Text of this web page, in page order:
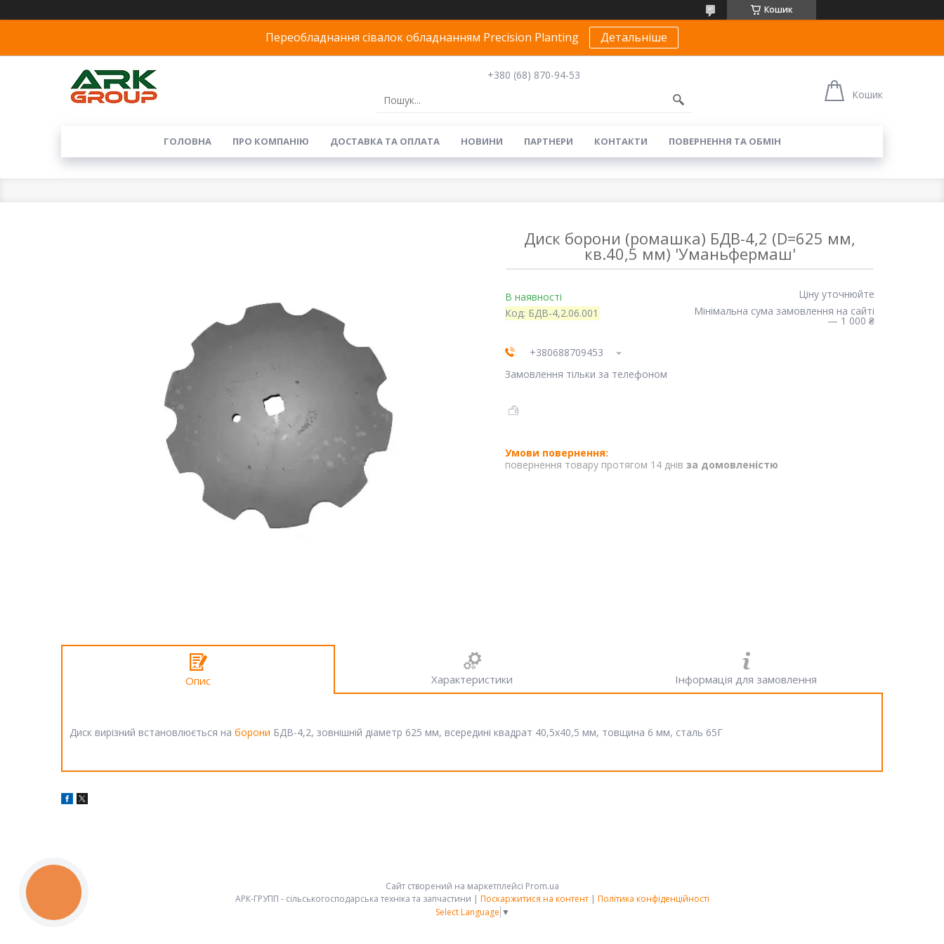
Кошик
Переобладнання сівалок обладнанням Precision Planting Детальніше
+380 (68) 870-94-53
Кошик
ГОЛОВНА ПРО КОМПАНІЮ ДОСТАВКА ТА ОПЛАТА НОВИНИ ПАРТНЕРИ КОНТАКТИ ПОВЕРНЕННЯ ТА ОБМІН
Диск борони (ромашка) БДВ-4,2 (D=625 мм,
кв.40,5 мм) 'Уманьфермаш'
В наявності
Код: БДВ-4,2.06.001
Ціну уточнюйте
Мінімальна сума замовлення на сайті
— 1 000 ₴
+380688709453
Замовлення тільки за телефоном
повернення товару протягом 14 днів за домовленістю
Опис Характеристики Інформація для замовлення
Диск вирізний встановлюється на борони БДВ-4,2, зовнішній діаметр 625 мм, всередині квадрат 40,5х40,5 мм, товщина 6 мм, сталь 65Г
Сайт створений на маркетплейсі Prom.ua
АРК-ГРУПП - сільськогосподарська техніка та запчастини | Поскаржитися на контент | Політика конфіденційності
Select Language ▼